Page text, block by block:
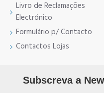
Livro de Reclamações
Electrónico
Formulário p/ Contacto
Contactos Lojas
Subscreva a